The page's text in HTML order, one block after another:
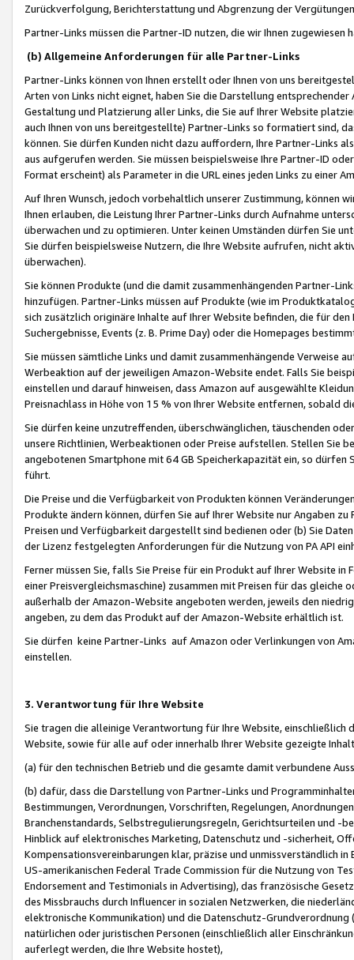
Zurückverfolgung, Berichterstattung und Abgrenzung der
Partner-Links müssen die Partner-ID nutzen, die wir Ihnen zugewiesen
(b) Allgemeine Anforderungen für alle Partner-Links
Partner-Links können von Ihnen erstellt oder Ihnen von uns
Arten von Links nicht eignet, haben Sie die Darstellung
Gestaltung und Platzierung aller Links, die Sie auf Ihrer Website
auch Ihnen von uns bereitgestellte) Partner-Links so formatiert sind,
können. Sie dürfen Kunden nicht dazu auffordern, Ihre Partner-Links
aus aufgerufen werden. Sie müssen beispielsweise Ihre Partner-ID
Format erscheint) als Parameter in die URL eines jeden Links zu einer
Auf Ihren Wunsch, jedoch vorbehaltlich unserer Zustimmung, können
Ihnen erlauben, die Leistung Ihrer Partner-Links durch Aufnahme
überwachen und zu optimieren. Unter keinen Umständen dürfen Sie
Sie dürfen beispielsweise Nutzern, die Ihre Website aufrufen, nicht
überwachen).
Sie können Produkte (und die damit zusammenhängenden Partner-
hinzufügen. Partner-Links müssen auf Produkte (wie im
sich zusätzlich originäre Inhalte auf Ihrer Website befinden, die für
Suchergebnisse, Events (z. B. Prime Day) oder die Homepages
Sie müssen sämtliche Links und damit zusammenhängende
Werbeaktion auf der jeweiligen Amazon-Website endet. Falls Sie
einstellen und darauf hinweisen, dass Amazon auf ausgewählte
Preisnachlass in Höhe von 15 % von Ihrer Website entfernen, sobald
Sie dürfen keine unzutreffenden, überschwänglichen, täuschenden
unsere Richtlinien, Werbeaktionen oder Preise aufstellen. Stellen Sie
angebotenen Smartphone mit 64 GB Speicherkapazität ein, so dürfen
führt.
Die Preise und die Verfügbarkeit von Produkten können
Produkte ändern können, dürfen Sie auf Ihrer Website nur Angaben
Preisen und Verfügbarkeit dargestellt sind bedienen oder (b) Sie
der Lizenz festgelegten Anforderungen für die Nutzung von PA API
Ferner müssen Sie, falls Sie Preise für ein Produkt auf Ihrer Website
einer Preisvergleichsmaschine) zusammen mit Preisen für das
außerhalb der Amazon-Website angeboten werden, jeweils den
angeben, zu dem das Produkt auf der Amazon-Website erhältlich ist.
Sie dürfen keine Partner-Links auf Amazon oder Verlinkungen von
einstellen.
3. Verantwortung für Ihre Website
Sie tragen die alleinige Verantwortung für Ihre Website,
Website, sowie für alle auf oder innerhalb Ihrer Website gezeigte
(a) für den technischen Betrieb und die gesamte damit verbundene
(b) dafür, dass die Darstellung von Partner-Links und
Bestimmungen, Verordnungen, Vorschriften, Regelungen,
Branchenstandards, Selbstregulierungsregeln, Gerichtsurteilen und -
Hinblick auf elektronisches Marketing, Datenschutz und -sicherheit,
Kompensationsvereinbarungen klar, präzise und unmissverständlich
US-amerikanischen Federal Trade Commission für die Nutzung von
Endorsement and Testimonials in Advertising), das französische
des Missbrauchs durch Influencer in sozialen Netzwerken, die
elektronische Kommunikation) und die Datenschutz-
natürlichen oder juristischen Personen (einschließlich aller
auferlegt werden, die Ihre Website hostet),